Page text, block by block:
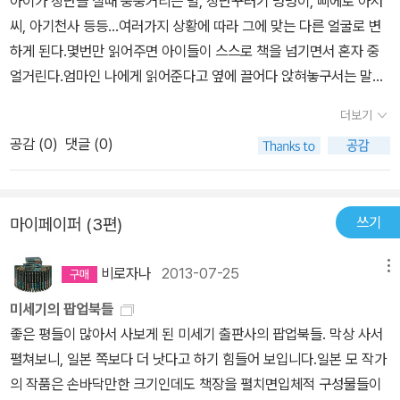
씨, 아기천사 등등...여러가지 상황에 따라 그에 맞는 다른 얼굴로 변
하게 된다.몇번만 읽어주면 아이들이 스스로 책을 넘기면서 혼자 중
얼거린다.엄마인 나에게 읽어준다고 옆에 끌어다 앉혀놓구서는 말이
전이다.큰애는 그래도 좀 컸다고(34개월) 책을 찢거나 하지는 않는
데,작은애는 아직 두돌이 안되고 성질이 무지 급한 녀석이라언니가
보는 책은 무조건 뺏고보는 성격이 확 잡아당기다 찢어버리는게 다반
어지먼 어떠리...(사실 무지 아깝다. T.T)덕분에 이 책의 변신그림은
이 반쪽이 났지만, 아직도 우리 아이들이 좋아하는 책중의 하나이다.
떨어진 조각들은 모아다 붙이기를 몇번하다가, 이젠 어디로 굴러갔는
지 찾지도 못한다.아아... 이 게으른 엄마... 그래도 울 아이들을 위해
난 오늘도 책사기를 멈추지 않는다.화장도 별반 안하고, 옷도 대충이
내가 유일한 욕심이자 취미라면 책이니까...우리 애들에게도 많은 책
더보기
공감 (0) 댓글 (0)
마이페이퍼 (3편) 쓰기
비로자나 2013-07-25
미세기의 팝업북들
좋은 평들이 많아서 사보게 된 미세기 출판사의 팝업북들. 막상 사서
펼쳐보니, 일본 쪽보다 더 낫다고 하기 힘들어 보입니다.일본 모 작가
의 작품은 손바닥만한 크기인데도 책장을 펼치면입체적 구성물들이